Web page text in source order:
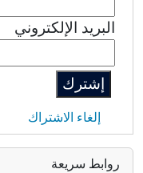
البريد الإلكتروني
إلغاء الاشتراك
روابط سريعة